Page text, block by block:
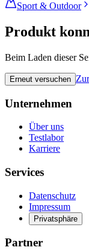
Sport & Outdoor
Produkt
Beim Laden dieser
Erneut versuchen
Unternehmen
Über uns
Testlabor
Karriere
Services
Datenschutz
Impressum
Privatsphäre
Partner